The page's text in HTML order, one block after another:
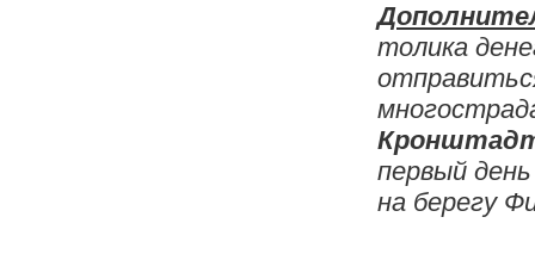
толика
первый
на берегу